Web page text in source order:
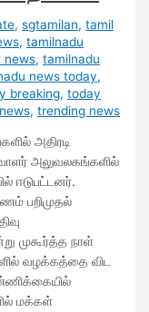
,sgtamilan,tamil
,tamilnadu
news,tamilnadu
news today,
breaking,today
,trending news
அதிரடி
அலுவலகங்களில்
ஈடுபட்டனர்.
பறிமுதல்
முகூர்த்த நாள்
வழக்கத்தை விட
மக்கள்